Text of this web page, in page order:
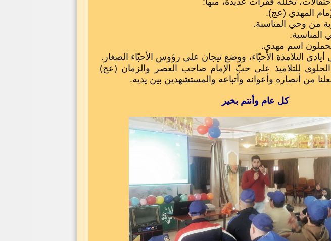
المهدي (عج).
من وحي المناسبة.
المناسبة.
يحملون اسم مهدي.
التلامذة الأحبّاء، ووضع تيجان على رؤوس الأحبّاء الصغار.
الحلوى للتلاميذ على حبّ الإمام صاحب العصر والزمان (عج)
من أنصاره وأعوانه وأتباعه والمستشهدين بين يديه.
كل عام وأنتم بخير